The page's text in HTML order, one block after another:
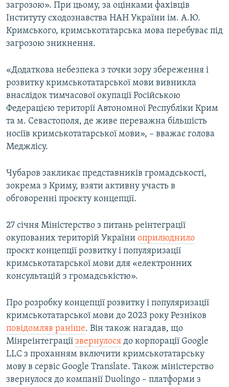
загрозою». При цьому, за оцінками фахівців
Інституту сходознавства НАН України ім. А.Ю.
Кримського, кримськотатарська мова перебуває під
загрозою зникнення.
«Додаткова небезпека з точки зору збереження і
розвитку кримськотатарської мови вивникла
внаслідок тимчасової окупації Російською
Федерацією території Автономної Республіки Крим
та м. Севастополя, де живе переважна більшість
носіїв кримськотатарської мови», – вважає голова
Меджлісу.
Чубаров закликає представників громадськості,
зокрема з Криму, взяти активну участь в
обговоренні проєкту концепції.
27 січня Міністерство з питань реінтеграції
окупованих територій України оприлюднило
проєкт концепції розвитку і популяризації
кримськотатарської мови для «електронних
консультацій з громадськістю».
Про розробку концепції розвитку і популяризації
кримськотатарської мови до 2023 року Резніков
повідомляв раніше. Він також нагадав, що
Мінреінтеграції звернулося до корпорації Google
LLC з проханням включити кримськотатарську
мову в сервіс Google Translate. Також міністерство
звернулося до компанії Duolingo – платформи з